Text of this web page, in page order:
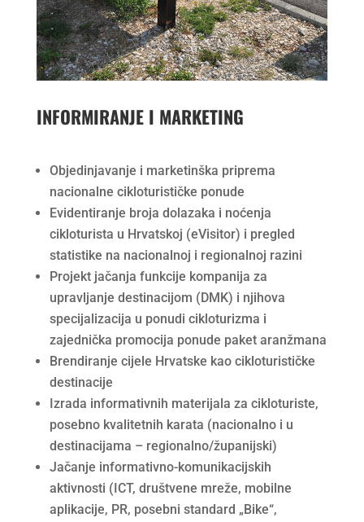
INFORMIRANJE I MARKETING
Objedinjavanje i marketinška priprema
nacionalne cikloturističke ponude
Evidentiranje broja dolazaka i noćenja
cikloturista u Hrvatskoj (eVisitor) i pregled
statistike na nacionalnoj i regionalnoj razini
Projekt jačanja funkcije kompanija za
upravljanje destinacijom (DMK) i njihova
specijalizacija u ponudi cikloturizma i
zajednička promocija ponude paket aranžmana
Brendiranje cijele Hrvatske kao cikloturističke
destinacije
Izrada informativnih materijala za cikloturiste,
posebno kvalitetnih karata (nacionalno i u
destinacijama – regionalno/županijski)
Jačanje informativno-komunikacijskih
aktivnosti (ICT, društvene mreže, mobilne
aplikacije, PR, posebni standard „Bike“,